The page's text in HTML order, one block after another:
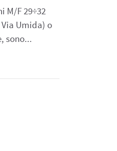
M/F 29÷32
Umida) o
sono...